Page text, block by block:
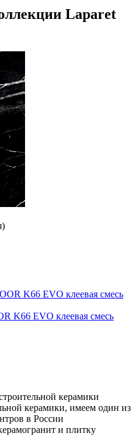
Laparet
K66 EVO клеевая смесь
керамики
керамики, имеем один из
в России
и плитку